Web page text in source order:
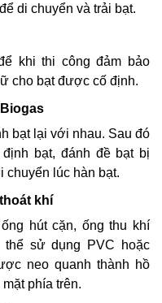
di chuyển và trải bạt.
khi thi công đảm bảo
cho bạt được cố định.
bạt lại với nhau. Sau đó
bạt, đánh đề bạt bị
chuyển lúc hàn bạt.
khí
hút cặn, ống thu khí
sử dụng PVC hoặc
neo quanh thành hồ
phía trên.